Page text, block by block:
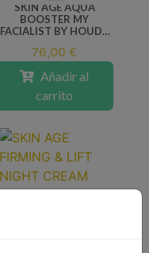
SKIN AGE AQUA
BOOSTER MY
FACIALIST BY HOUDA
76,00 €
Añadir al
carrito